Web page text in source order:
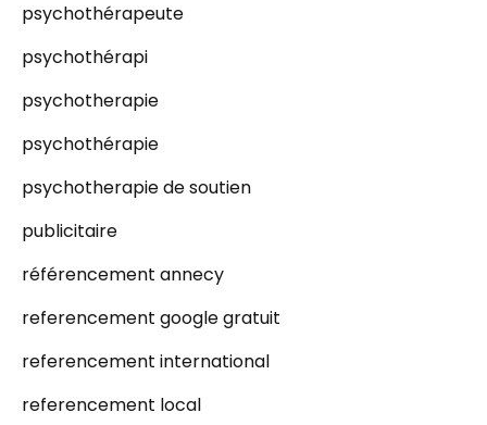
psychothérapeute
psychothérapi
psychotherapie
psychothérapie
psychotherapie de soutien
publicitaire
référencement annecy
referencement google gratuit
referencement international
referencement local